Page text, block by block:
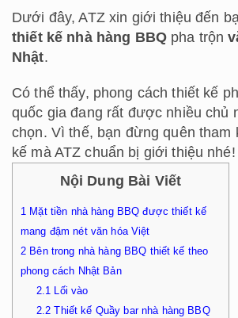
Dưới đây, ATZ xin giới thiệu đến
thiết kế nhà hàng BBQpha trộn
Nhật.
Có thể thấy, phong cách thiết kế
quốc gia đang rất được nhiều chủ
chọn. Vì thế, bạn đừng quên tham
kế mà ATZ chuẩn bị giới thiệu nhé!
Nội Dung Bài Viết
1 Mặt tiền nhà hàng BBQ được thiết kế
mang đậm nét văn hóa Việt
2 Bên trong nhà hàng BBQ thiết kế theo
phong cách Nhật Bản
2.1 Lối vào
2.2 Thiết kế Quầy bar nhà hàng BBQ